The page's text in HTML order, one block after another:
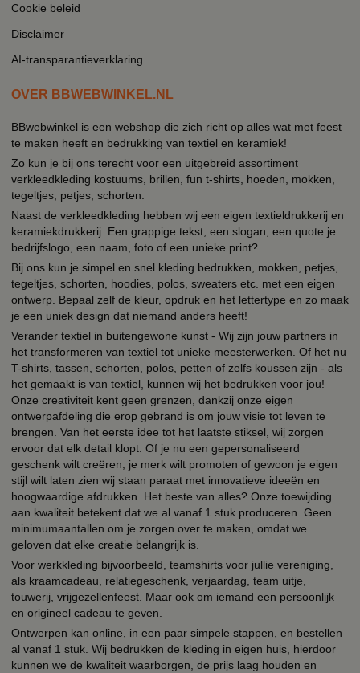
Cookie beleid
Disclaimer
AI-transparantieverklaring
OVER BBWEBWINKEL.NL
BBwebwinkel is een webshop die zich richt op alles wat met feest
te maken heeft en bedrukking van textiel en keramiek!
Zo kun je bij ons terecht voor een uitgebreid assortiment
verkleedkleding kostuums, brillen, fun t-shirts, hoeden, mokken,
tegeltjes, petjes, schorten.
Naast de verkleedkleding hebben wij een eigen textieldrukkerij en
keramiekdrukkerij. Een grappige tekst, een slogan, een quote je
bedrijfslogo, een naam, foto of een unieke print?
Bij ons kun je simpel en snel kleding bedrukken, mokken, petjes,
tegeltjes, schorten, hoodies, polos, sweaters etc. met een eigen
ontwerp. Bepaal zelf de kleur, opdruk en het lettertype en zo maak
je een uniek design dat niemand anders heeft!
Verander textiel in buitengewone kunst - Wij zijn jouw partners in
het transformeren van textiel tot unieke meesterwerken. Of het nu
T-shirts, tassen, schorten, polos, petten of zelfs koussen zijn - als
het gemaakt is van textiel, kunnen wij het bedrukken voor jou!
Onze creativiteit kent geen grenzen, dankzij onze eigen
ontwerpafdeling die erop gebrand is om jouw visie tot leven te
brengen. Van het eerste idee tot het laatste stiksel, wij zorgen
ervoor dat elk detail klopt. Of je nu een gepersonaliseerd
geschenk wilt creëren, je merk wilt promoten of gewoon je eigen
stijl wilt laten zien wij staan paraat met innovatieve ideeën en
hoogwaardige afdrukken. Het beste van alles? Onze toewijding
aan kwaliteit betekent dat we al vanaf 1 stuk produceren. Geen
minimumaantallen om je zorgen over te maken, omdat we
geloven dat elke creatie belangrijk is.
Voor werkkleding bijvoorbeeld, teamshirts voor jullie vereniging,
als kraamcadeau, relatiegeschenk, verjaardag, team uitje,
touwerij, vrijgezellenfeest. Maar ook om iemand een persoonlijk
en origineel cadeau te geven.
Ontwerpen kan online, in een paar simpele stappen, en bestellen
al vanaf 1 stuk. Wij bedrukken de kleding in eigen huis, hierdoor
kunnen we de kwaliteit waarborgen, de prijs laag houden en